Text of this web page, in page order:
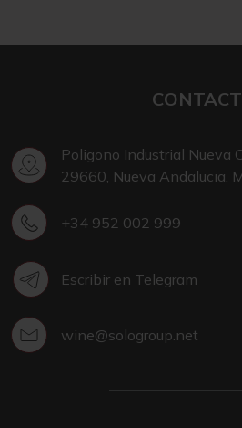
Poligono Industrial Nueva
29660, Nueva Andalucia,
+34 952 002 999
Escribir en Telegram
wine@sologroup.net